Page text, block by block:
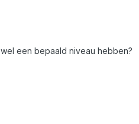
een bepaald niveau hebben?